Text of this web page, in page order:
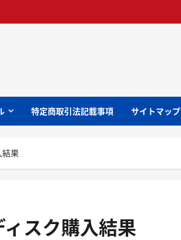
特定商取引法記載事項 サイトマップ
結果
スク購入結果